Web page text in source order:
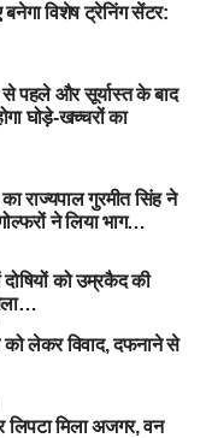
बनेगा विशेष ट्रेनिंग सेंटर:
से पहले और सूर्यास्त के बाद
घोड़े-खच्चरों का
राज्यपाल गुरमीत सिंह ने
ने लिया भाग…
दोषियों को उम्रकैद की
को लेकर विवाद, दफनाने से
लिपटा मिला अजगर, वन